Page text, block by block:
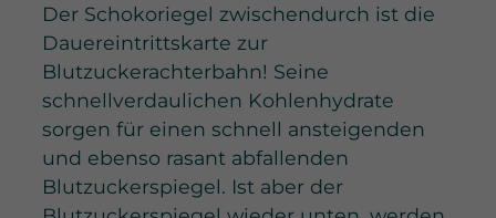
Der Schokoriegel zwischendurch ist die
Dauereintrittskarte zur
Blutzuckerachterbahn! Seine
schnellverdaulichen Kohlenhydrate
sorgen für einen schnell ansteigenden
und ebenso rasant abfallenden
Blutzuckerspiegel. Ist aber der